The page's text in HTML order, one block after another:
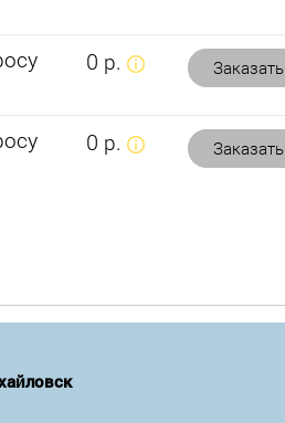
0 р. Заказать
0 р. Заказать